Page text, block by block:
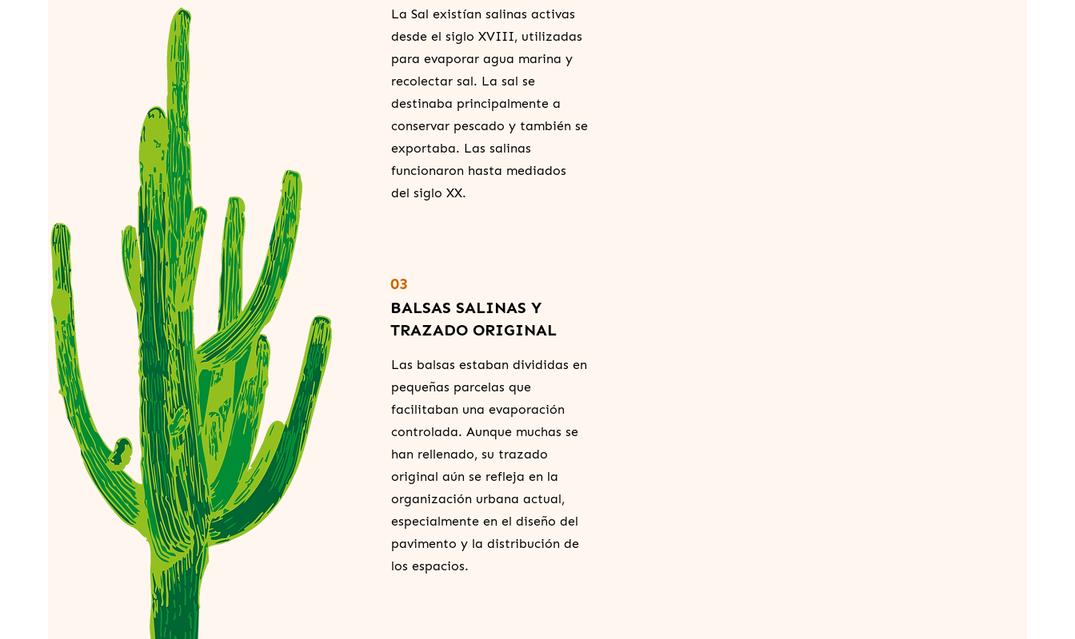
La Sal existían salinas activas
desde el siglo XVIII, utilizadas
para evaporar agua marina y
recolectar sal. La sal se
destinaba principalmente a
conservar pescado y también se
exportaba. Las salinas
funcionaron hasta mediados
del siglo XX.
03
BALSAS SALINAS Y
TRAZADO ORIGINAL
Las balsas estaban divididas en
pequeñas parcelas que
facilitaban una evaporación
controlada. Aunque muchas se
han rellenado, su trazado
original aún se refleja en la
organización urbana actual,
especialmente en el diseño del
pavimento y la distribución de
los espacios.